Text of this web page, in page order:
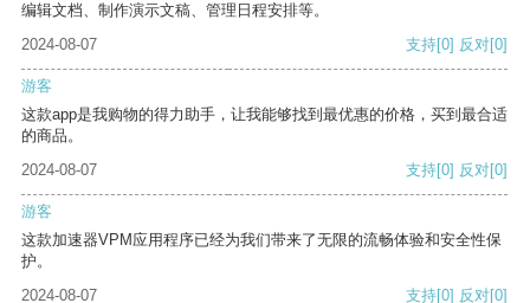
编辑文档、制作演示文稿、管理日程安排等。
2024-08-07
支持[0] 反对[0]
游客
这款app是我购物的得力助手，让我能够找到最优惠的价格，买到最合适
的商品。
2024-08-07
支持[0] 反对[0]
游客
这款加速器VPM应用程序已经为我们带来了无限的流畅体验和安全性保
护。
2024-08-07
支持[0] 反对[0]